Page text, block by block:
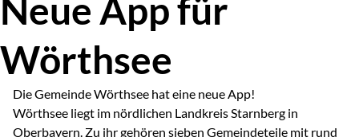
Neue App für
Wörthsee
Die Gemeinde Wörthsee hat eine neue App!
Wörthsee liegt im nördlichen Landkreis Starnberg in
Oberbayern. Zu ihr gehören sieben Gemeindeteile mit rund